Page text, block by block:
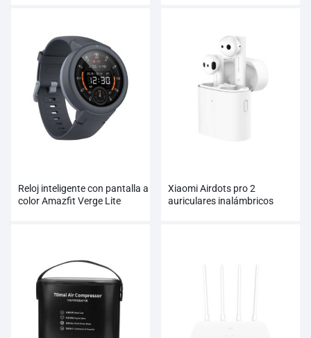
Reloj inteligente con pantalla a
color Amazfit Verge Lite
Xiaomi Airdots pro 2
auriculares inalámbricos